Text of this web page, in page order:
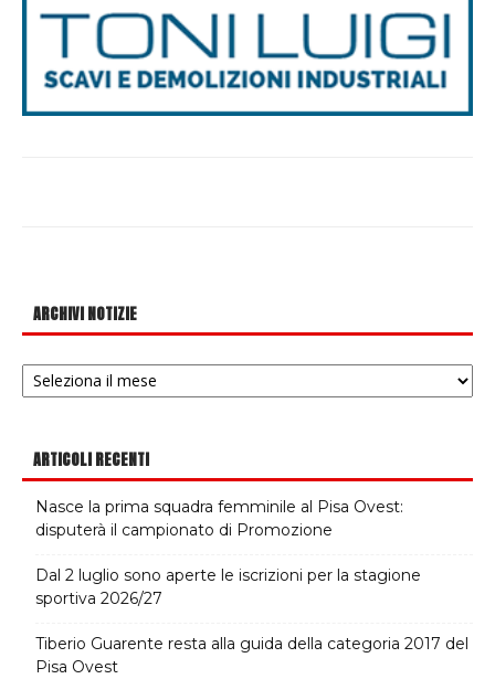
ARCHIVI NOTIZIE
Archivi
notizie
ARTICOLI RECENTI
Nasce la prima squadra femminile al Pisa Ovest:
disputerà il campionato di Promozione
Dal 2 luglio sono aperte le iscrizioni per la stagione
sportiva 2026/27
Tiberio Guarente resta alla guida della categoria 2017 del
Pisa Ovest